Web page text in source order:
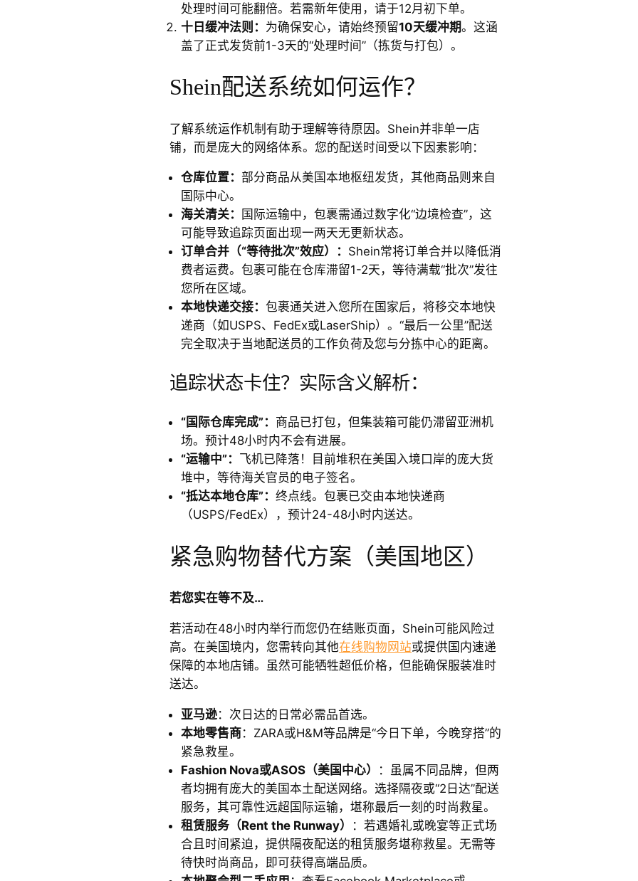
处理时间可能翻倍。若需新年使用，请于12月初下单。
十日缓冲法则： 为确保安心，请始终预留10天缓冲期。这涵
盖了正式发货前1-3天的“处理时间”（拣货与打包）。
Shein配送系统如何运作？
了解系统运作机制有助于理解等待原因。Shein并非单一店
铺，而是庞大的网络体系。您的配送时间受以下因素影响：
仓库位置： 部分商品从美国本地枢纽发货，其他商品则来自
国际中心。
海关清关：
国际运输中，包裹需通过数字化“边境检查”，这
可能导致追踪页面出现一两天无更新状态。
订单合并（“等待批次”效应）： Shein常将订单合并以降低消
费者运费。包裹可能在仓库滞留1-2天，等待满载“批次”发往
您所在区域。
本地快递交接： 包裹通关进入您所在国家后，将移交本地快
递商（如USPS、FedEx或LaserShip）。“最后一公里”配送
完全取决于当地配送员的工作负荷及您与分拣中心的距离。
追踪状态卡住？实际含义解析：
“国际仓库完成”： 商品已打包，但集装箱可能仍滞留亚洲机
场。预计48小时内不会有进展。
“运输中”： 飞机已降落！目前堆积在美国入境口岸的庞大货
堆中，等待海关官员的电子签名。
“抵达本地仓库”： 终点线。包裹已交由本地快递商
（USPS/FedEx），预计24-48小时内送达。
紧急购物替代方案（美国地区）
若您实在等不及…
若活动在48小时内举行而您仍在结账页面，Shein可能风险过
高。在美国境内，您需转向其他在线购物网站或提供国内速递
保障的本地店铺。虽然可能牺牲超低价格，但能确保服装准时
送达。
亚马逊：次日达的日常必需品首选。
本地零售商：ZARA或H&M等品牌是“今日下单，今晚穿搭”的
紧急救星。
Fashion Nova或ASOS（美国中心）
：虽属不同品牌，但两
者均拥有庞大的美国本土配送网络。选择隔夜或“2日达”配送
服务，其可靠性远超国际运输，堪称最后一刻的时尚救星。
租赁服务（Rent the Runway）
：若遇婚礼或晚宴等正式场
合且时间紧迫，提供隔夜配送的租赁服务堪称救星。无需等
待快时尚商品，即可获得高端品质。